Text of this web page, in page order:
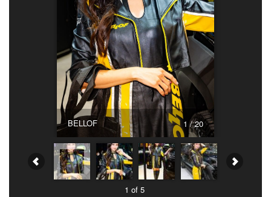
1 of 5
1 / 20
BELLOF